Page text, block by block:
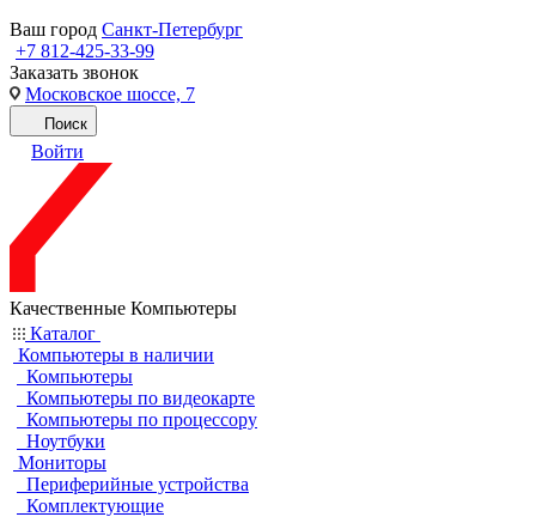
Ваш город Санкт-Петербург
+7 812-425-33-99
Заказать звонок
Московское шоссе, 7
Поиск
Войти
Качественные Компьютеры
Каталог
Компьютеры в наличии
Компьютеры
Компьютеры по видеокарте
Компьютеры по процессору
Ноутбуки
Мониторы
Периферийные устройства
Комплектующие